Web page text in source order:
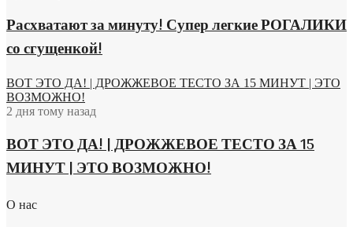
Расхватают за минуту! Супер легкие РОГАЛИКИ
со сгущенкой!
ВОТ ЭТО ДА! | ДРОЖЖЕВОЕ ТЕСТО ЗА 15 МИНУТ | ЭТО
ВОЗМОЖНО!
2 дня тому назад
ВОТ ЭТО ДА! | ДРОЖЖЕВОЕ ТЕСТО ЗА 15
МИНУТ | ЭТО ВОЗМОЖНО!
О нас